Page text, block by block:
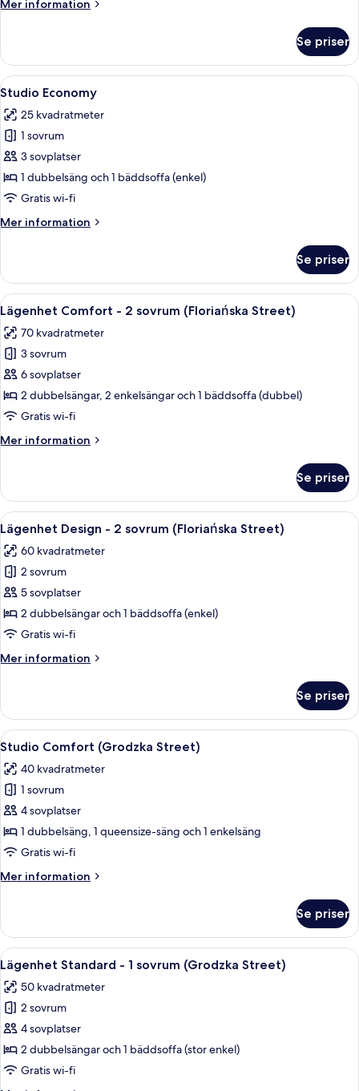
Mer information
Mer
Se priser
Öppna
alla
foton
för
Studio
Economy
Skrivbord, arbetsyta för laptop,
31
Studio Economy
25 kvadratmeter
1 sovrum
3 sovplatser
1 dubbelsäng och 1 bäddsoffa (enkel)
Gratis wi-fi
Mer information
Mer
Economy
Se priser
Öppna
alla
foton
för
Lägenhet
Comfort
-
sovrum
Ett modernt kök med vita skåp, ett
12
Lägenhet Comfort - 2 sovrum (Floriańska Street)
70 kvadratmeter
3 sovrum
6 sovplatser
2 dubbelsängar, 2 enkelsängar och 1 bäddsoffa (dubbel)
Gratis wi-fi
Mer information
Mer
Comfort
2
sovrum
(Floriańska
Street)
Se priser
Öppna
alla
foton
för
Lägenhet
Design
-
sovrum
Ett hotellrum med två sängar, ett
22
Lägenhet Design - 2 sovrum (Floriańska Street)
60 kvadratmeter
2 sovrum
5 sovplatser
2 dubbelsängar och 1 bäddsoffa (enkel)
Gratis wi-fi
Mer information
Mer
Design
2
(Floriańska
Street)
Se priser
Öppna
alla
foton
för
Studio
Comfort
(Grodzka
En dubbelsäng med vita sängkläder
4
Studio Comfort (Grodzka Street)
40 kvadratmeter
1 sovrum
4 sovplatser
1 dubbelsäng, 1 queensize-säng och 1 enkelsäng
Gratis wi-fi
Mer information
Mer
Comfort
(Grodzka
Street)
Se priser
Öppna
alla
foton
för
Lägenhet
Standard
-
Lägenhet Standard - 1 sovrum
14
Lägenhet Standard - 1 sovrum (Grodzka Street)
50 kvadratmeter
2 sovrum
4 sovplatser
2 dubbelsängar och 1 bäddsoffa (stor enkel)
Gratis wi-fi